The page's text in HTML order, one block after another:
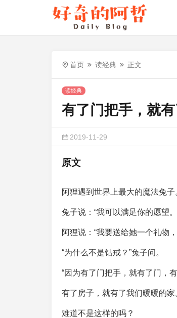
首页 读经典 正文
读经典
有了门把手，就
2019-11-29
原文
阿狸遇到世界上最大的魔法兔子
兔子说：“我可以满足你的愿望
阿狸说：“我要送给她一个礼物
“为什么不是钻戒？”兔子问。
“因为有了门把手，就有了门
有了房子，就有了我们暖暖的家
难道不是这样的吗？